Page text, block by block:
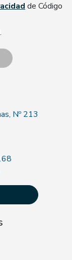
de Código
Nº 213